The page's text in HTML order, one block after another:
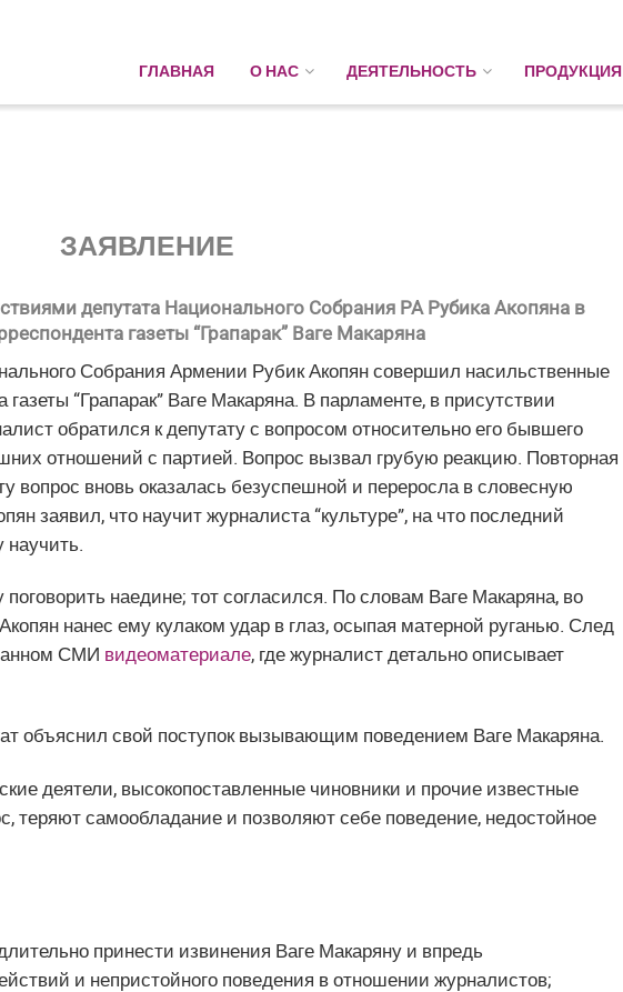
ГЛАВНАЯ О НАС ДЕЯТЕЛЬНОСТЬ ПРОДУКЦИЯ
ЗАЯВЛЕНИЕ
депутата Национального Собрания РА Рубика Акопяна в
газеты “Грапарак” Ваге Макаряна
Собрания Армении Рубик Акопян совершил насильственные
“Грапарак” Ваге Макаряна. В парламенте, в присутствии
обратился к депутату с вопросом относительно его бывшего
отношений с партией. Вопрос вызвал грубую реакцию. Повторная
вопрос вновь оказалась безуспешной и переросла в словесную
заявил, что научит журналиста “культуре”, на что последний
научить.
наедине; тот согласился. По словам Ваге Макаряна, во
нанес ему кулаком удар в глаз, осыпая матерной руганью. След
СМИ видеоматериале, где журналист детально описывает
объяснил свой поступок вызывающим поведением Ваге Макаряна.
деятели, высокопоставленные чиновники и прочие известные
теряют самообладание и позволяют себе поведение, недостойное
принести извинения Ваге Макаряну и впредь
и непристойного поведения в отношении журналистов;